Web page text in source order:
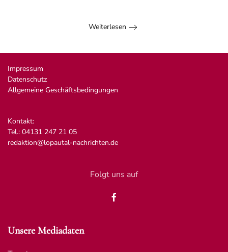
Weiterlesen
Impressum
Datenschutz
Allgemeine Geschäftsbedingungen
Kontakt:
Tel.: 04131 247 21 05
redaktion@lopautal-nachrichten.de
Folgt uns auf
Unsere Mediadaten